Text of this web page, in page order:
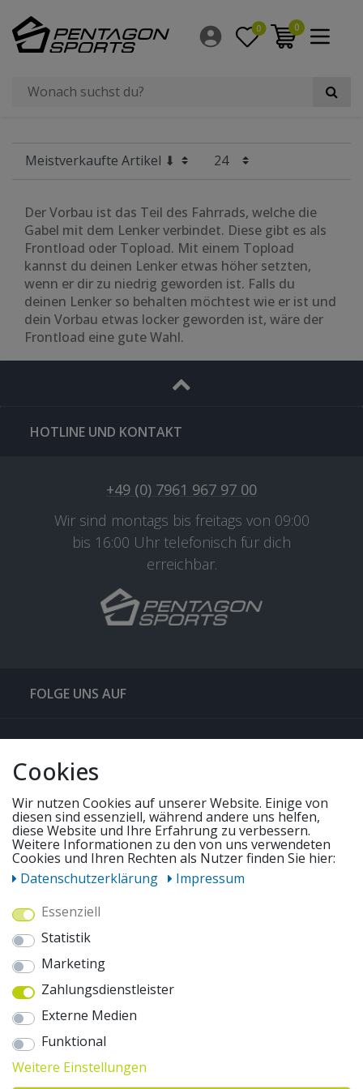
0 0
Filter
×
Der Vorbau ist das Teil des Fahrrads, welche die
Gabel mit dem Lenker verbindet. Diese gibt es als
Frontload oder Topload. Mit einem Topload
kannst du deinen Lenker etwas höher setzten,
wenn er dir zu niedrig geworden ist. Falls du
deinen Lenker so behalten möchtest wie er ist und
dein Vorbau etwas locker geworden ist, wäre der
Frontload eine gute Wahl.
HOTLINE UND KONTAKT
+49 (0) 7961 967 97 00
Wir sind montags bis freitags von 09:00
bis 16:00 Uhr telefonisch für dich
erreichbar.
FOLGE UNS AUF
QUICKLINKS & TIPPS
UNSERE ANGEBOTE
WIR VERSENDEN MIT
AUSZEICHNUNGEN & SICHERHEIT
© 2026 pentagonsports.de
Pentagon Sports GmbH & Co. KG
Daten­schutz­erklärung
Cookies
Wir nutzen Cookies auf unserer Website. Einige von
diesen sind essenziell, während andere uns helfen,
diese Website und Ihre Erfahrung zu verbessern.
Weitere Informationen zu den von uns verwendeten
Cookies und Ihren Rechten als Nutzer finden Sie hier:
Daten­schutz­erklärung
Impressum
Essenziell
Statistik
Marketing
Zahlungsdienstleister
Externe Medien
Funktional
Weitere Einstellungen